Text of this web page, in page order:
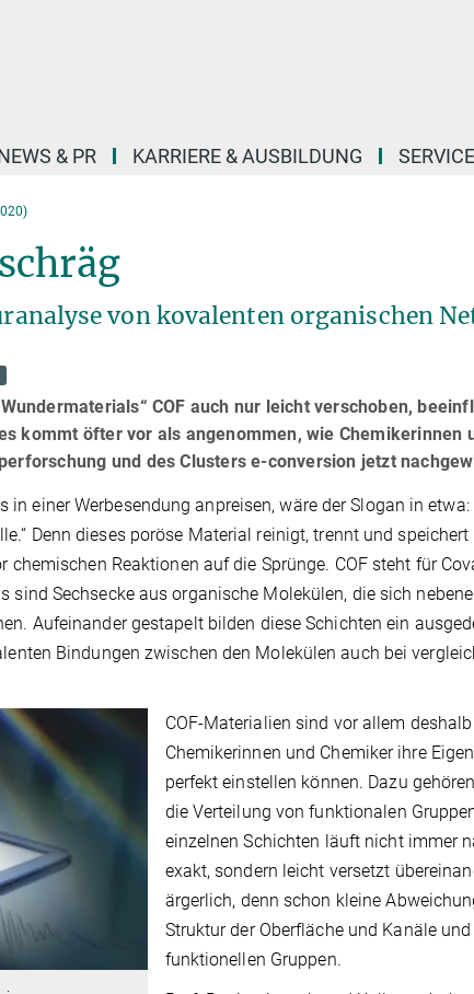
& PR KARRIERE & AUSBILDUNG SERVICE
von kovalenten organischen
COF auch nur leicht verschoben,
kommt öfter vor als angenommen, wie Chemikerinnen
und des Clusters e-conversion jetzt
in einer Werbesendung anpreisen, wäre der Slogan in
Denn dieses poröse Material reinigt, trennt und
Reaktionen auf die Sprünge. COF steht für
sind Sechsecke aus organische Molekülen, die sich
Aufeinander gestapelt bilden diese Schichten ein
Bindungen zwischen den Molekülen auch bei
COF-Materialien sind vor allem
Chemikerinnen und Chemiker ihre
perfekt einstellen können. Dazu
die Verteilung von funktionalen
einzelnen Schichten läuft nicht immer
exakt, sondern leicht versetzt
ärgerlich, denn schon kleine
Struktur der Oberfläche und Kanäle
funktionellen Gruppen.